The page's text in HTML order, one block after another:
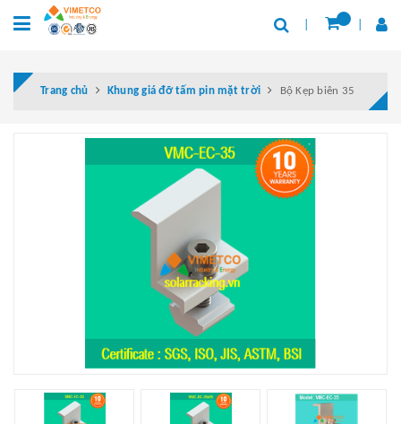
Trang chủ Khung giá đỡ tấm pin mặt trời Bộ Kẹp biên 35